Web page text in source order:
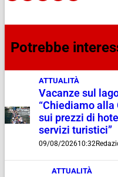
Potrebbe
ATTUALITÀ
Vacanze sul
“Chiediamo
sui prezzi di
servizi turistici”
09/08/202610:32
ATTUALITÀ